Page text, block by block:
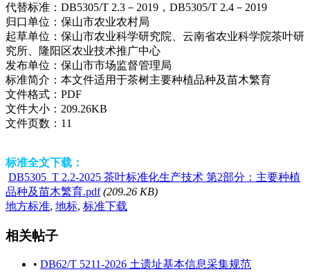
代替标准： DB5305/T 2.3－2019，DB5305/T 2.4－2019
归口单位： 保山市农业农村局
起草单位： 保山市农业科学研究院、云南省农业科学院茶叶研
究所、隆阳区农业技术推广中心
发布单位： 保山市市场监督管理局
标准简介： 本文件适用于茶树主要种植品种及苗木繁育
文件格式： PDF
文件大小： 209.26KB
文件页数： 11
标准全文下载：
DB5305_T 2.2-2025 茶叶标准化生产技术 第2部分：主要种植
品种及苗木繁育.pdf (209.26 KB)
地方标准, 地标, 标准下载
相关帖子
• DB62/T 5211-2026 土遗址基本信息采集规范